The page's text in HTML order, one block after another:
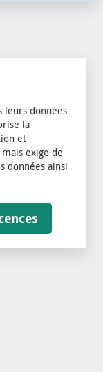
leurs données
la
et
exige de
données ainsi